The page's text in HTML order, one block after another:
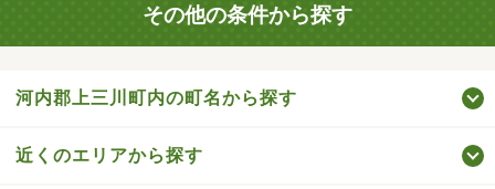
その他の条件から探す
河内郡上三川町内の町名から探す
近くのエリアから探す